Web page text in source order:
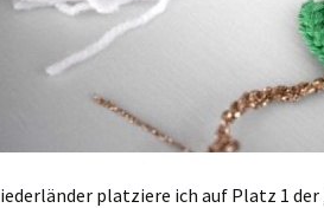
platziere ich auf Platz 1